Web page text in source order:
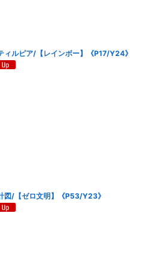
ィルピア/【レインボー】《P17/Y24》
図/【ゼロ文明】《P53/Y23》